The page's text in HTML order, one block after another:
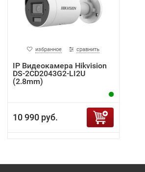
избранное сравнить
IP Видеокамера Hikvision
DS-2CD2043G2-LI2U
(2.8mm)
10 990 руб.